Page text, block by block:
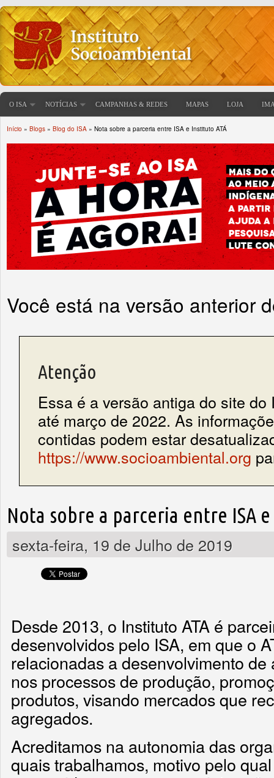
O ISA NOTÍCIAS CAMPANHAS & REDES MAPAS LOJA
Início » Blogs » Blog do ISA » Nota sobre a parceria entre ISA e Instituto ATÁ
Você está na versão anterior
Atenção
Essa é a versão antiga do site do
até março de 2022. As
contidas podem estar
https://www.socioambiental.org
Nota sobre a parceria entre ISA
sexta-feira, 19 de Julho de 2019
Desde 2013, o Instituto ATA é
desenvolvidos pelo ISA, em que o
relacionadas a desenvolvimento
nos processos de produção,
produtos, visando mercados que
agregados.
Acreditamos na autonomia das
quais trabalhamos, motivo pelo